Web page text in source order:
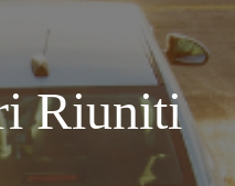
Riuniti